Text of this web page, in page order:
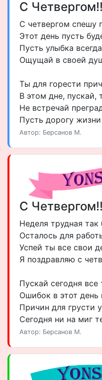
С
С четвергом спешу
Этот день пусть
Пусть улыбка
Ощущай в своей
Ты для горести
В этом дне, пускай,
Не встречай
Пусть дорогу
Автор: Берсанов М.
С
Неделя трудная
Осталось для
Успей ты все свои
Я поздравляю с
Пускай сегодня все
Ошибок в этот
Причин для грусти
Сегодня ни на миг
Автор: Берсанов М.